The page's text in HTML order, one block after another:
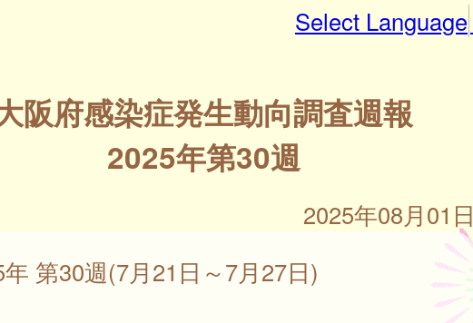
Select Language
阪府感染症発生動向調査週報
2025年第30週
2025年08月01日
第30週(7月21日～7月27日)